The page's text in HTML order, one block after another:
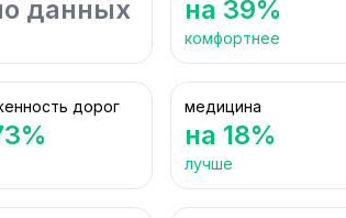
данных на 39%
комфортнее
дорог медицина
на 18%
лучше